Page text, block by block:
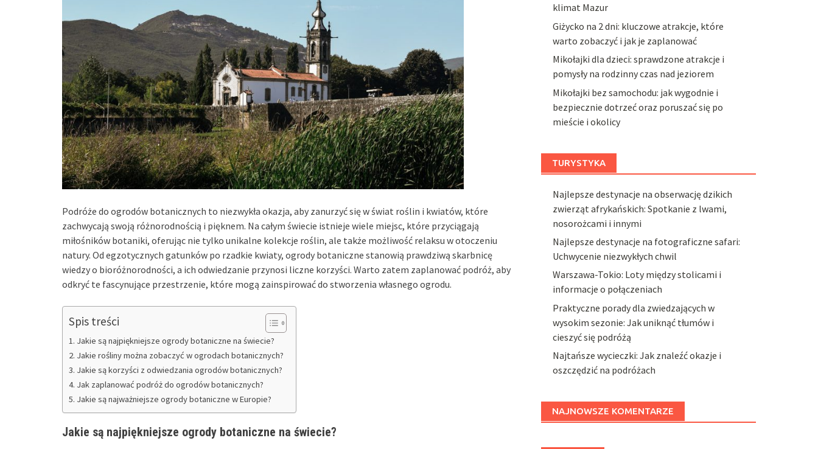
Podróże do ogrodów botanicznych to niezwykła okazja, aby zanurzyć się w świat roślin i kwiatów, które
zachwycają swoją różnorodnością i pięknem. Na całym świecie istnieje wiele miejsc, które przyciągają
miłośników botaniki, oferując nie tylko unikalne kolekcje roślin, ale także możliwość relaksu w otoczeniu
natury. Od egzotycznych gatunków po rzadkie kwiaty, ogrody botaniczne stanowią prawdziwą skarbnicę
wiedzy o bioróżnorodności, a ich odwiedzanie przynosi liczne korzyści. Warto zatem zaplanować podróż, aby
odkryć te fascynujące przestrzenie, które mogą zainspirować do stworzenia własnego ogrodu.
Spis treści
Jakie są najpiękniejsze ogrody botaniczne na świecie?
Jakie rośliny można zobaczyć w ogrodach botanicznych?
Jakie są korzyści z odwiedzania ogrodów botanicznych?
Jak zaplanować podróż do ogrodów botanicznych?
Jakie są najważniejsze ogrody botaniczne w Europie?
Jakie są najpiękniejsze ogrody botaniczne na świecie?
klimat Mazur
Giżycko na 2 dni: kluczowe atrakcje, które
warto zobaczyć i jak je zaplanować
Mikołajki dla dzieci: sprawdzone atrakcje i
pomysły na rodzinny czas nad jeziorem
Mikołajki bez samochodu: jak wygodnie i
bezpiecznie dotrzeć oraz poruszać się po
mieście i okolicy
TURYSTYKA
Najlepsze destynacje na obserwację dzikich
zwierząt afrykańskich: Spotkanie z lwami,
nosorożcami i innymi
Najlepsze destynacje na fotograficzne safari:
Uchwycenie niezwykłych chwil
Warszawa-Tokio: Loty między stolicami i
informacje o połączeniach
Praktyczne porady dla zwiedzających w
wysokim sezonie: Jak uniknąć tłumów i
cieszyć się podróżą
Najtańsze wycieczki: Jak znaleźć okazje i
oszczędzić na podróżach
NAJNOWSZE KOMENTARZE